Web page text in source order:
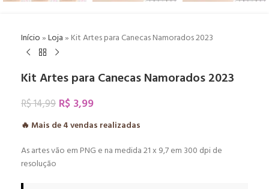
Início»Loja» Kit Artes para Canecas Namorados 2023
Kit Artes para Canecas Namorados 2023
R$14,99 R$ 3,99
🔥 Mais de4vendas realizadas
As artes vão em PNG e na medida 21 x 9,7 em 300 dpi de
resolução